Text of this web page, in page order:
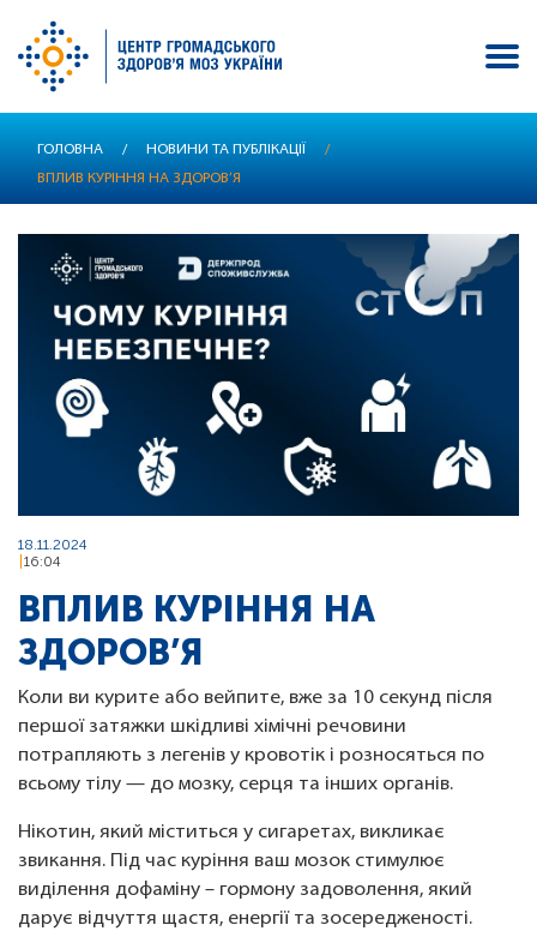
основного
ГОЛОВНА / НОВИНИ ТА ПУБЛІКАЦІЇ
/
ВПЛИВ КУРІННЯ НА ЗДОРОВ’Я
18.11.2024
16:04
ВПЛИВ КУРІННЯ НА
ЗДОРОВ’Я
Коли ви курите або вейпите, вже за 10 секунд після
першої затяжки шкідливі хімічні речовини
потрапляють з легенів у кровотік і розносяться по
всьому тілу — до мозку, серця та інших органів.
Нікотин, який міститься у сигаретах, викликає
звикання. Під час куріння ваш мозок стимулює
виділення дофаміну – гормону задоволення, який
дарує відчуття щастя, енергії та зосередженості.